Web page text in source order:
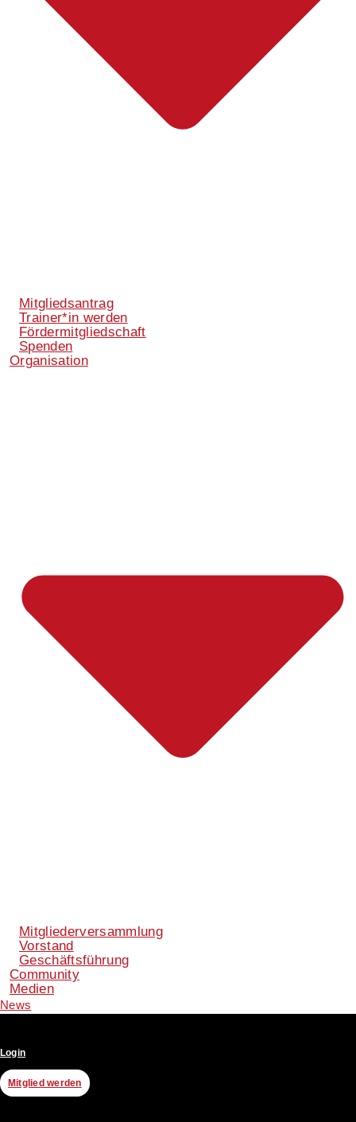
Mitgliedsantrag
Trainer*in werden
Fördermitgliedschaft
Spenden
Organisation
Mitgliederversammlung
Vorstand
Geschäftsführung
Community
Medien
News
Login
Mitglied werden